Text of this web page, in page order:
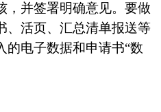
，并签署明确意见。要做
、活页、汇总清单报送等
的电子数据和申请书“数